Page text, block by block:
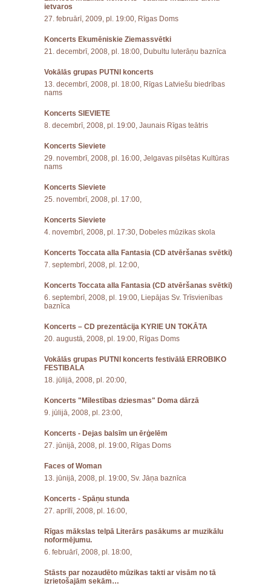
ietvaros
27. februārī, 2009, pl. 19:00, Rīgas Doms
Koncerts Ekumēniskie Ziemassvētki
21. decembrī, 2008, pl. 18:00, Dubultu luterāņu baznīca
Vokālās grupas PUTNI koncerts
13. decembrī, 2008, pl. 18:00, Rīgas Latviešu biedrības
nams
Koncerts SIEVIETE
8. decembrī, 2008, pl. 19:00, Jaunais Rīgas teātris
Koncerts Sieviete
29. novembrī, 2008, pl. 16:00, Jelgavas pilsētas Kultūras
nams
Koncerts Sieviete
25. novembrī, 2008, pl. 17:00,
Koncerts Sieviete
4. novembrī, 2008, pl. 17:30, Dobeles mūzikas skola
Koncerts Toccata alla Fantasia (CD atvēršanas svētki)
7. septembrī, 2008, pl. 12:00,
Koncerts Toccata alla Fantasia (CD atvēršanas svētki)
6. septembrī, 2008, pl. 19:00, Liepājas Sv. Trīsvienības
baznīca
Koncerts – CD prezentācija KYRIE UN TOKĀTA
20. augustā, 2008, pl. 19:00, Rīgas Doms
Vokālās grupas PUTNI koncerts festivālā ERROBIKO
FESTIBALA
18. jūlijā, 2008, pl. 20:00,
Koncerts "Mīlestības dziesmas" Doma dārzā
9. jūlijā, 2008, pl. 23:00,
Koncerts - Dejas balsīm un ērģelēm
27. jūnijā, 2008, pl. 19:00, Rīgas Doms
Faces of Woman
13. jūnijā, 2008, pl. 19:00, Sv. Jāņa baznīca
Koncerts - Spāņu stunda
27. aprīlī, 2008, pl. 16:00,
Rīgas mākslas telpā Literārs pasākums ar muzikālu
noformējumu.
6. februārī, 2008, pl. 18:00,
Stāsts par nozaudēto mūzikas takti ar visām no tā
izrietošajām sekām…